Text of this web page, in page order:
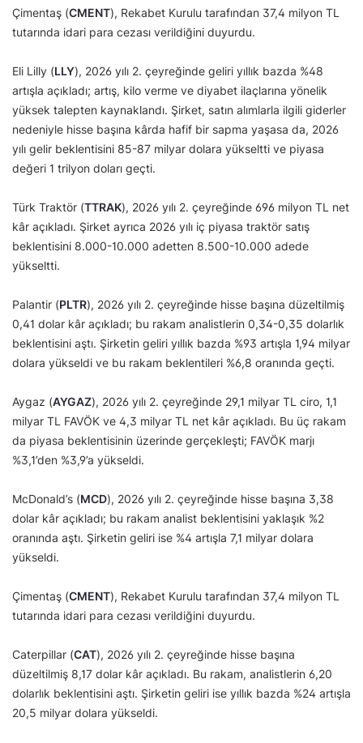
Çimentaş (CMENT), Rekabet Kurulu tarafından 37,4 milyon TL
tutarında idari para cezası verildiğini duyurdu.
Eli Lilly (LLY), 2026 yılı 2. çeyreğinde geliri yıllık bazda %48
artışla açıkladı; artış, kilo verme ve diyabet ilaçlarına yönelik
yüksek talepten kaynaklandı. Şirket, satın alımlarla ilgili giderler
nedeniyle hisse başına kârda hafif bir sapma yaşasa da, 2026
yılı gelir beklentisini 85-87 milyar dolara yükseltti ve piyasa
değeri 1 trilyon doları geçti.
Türk Traktör (TTRAK), 2026 yılı 2. çeyreğinde 696 milyon TL net
kâr açıkladı. Şirket ayrıca 2026 yılı iç piyasa traktör satış
beklentisini 8.000-10.000 adetten 8.500-10.000 adede
yükseltti.
Palantir (PLTR), 2026 yılı 2. çeyreğinde hisse başına düzeltilmiş
0,41 dolar kâr açıkladı; bu rakam analistlerin 0,34-0,35 dolarlık
beklentisini aştı. Şirketin geliri yıllık bazda %93 artışla 1,94 milyar
dolara yükseldi ve bu rakam beklentileri %6,8 oranında geçti.
Aygaz (AYGAZ), 2026 yılı 2. çeyreğinde 29,1 milyar TL ciro, 1,1
milyar TL FAVÖK ve 4,3 milyar TL net kâr açıkladı. Bu üç rakam
da piyasa beklentisinin üzerinde gerçekleşti; FAVÖK marjı
%3,1’den %3,9’a yükseldi.
McDonald’s (MCD), 2026 yılı 2. çeyreğinde hisse başına 3,38
dolar kâr açıkladı; bu rakam analist beklentisini yaklaşık %2
oranında aştı. Şirketin geliri ise %4 artışla 7,1 milyar dolara
yükseldi.
Çimentaş (CMENT), Rekabet Kurulu tarafından 37,4 milyon TL
tutarında idari para cezası verildiğini duyurdu.
Caterpillar (CAT), 2026 yılı 2. çeyreğinde hisse başına
düzeltilmiş 8,17 dolar kâr açıkladı. Bu rakam, analistlerin 6,20
dolarlık beklentisini aştı. Şirketin geliri ise yıllık bazda %24 artışla
20,5 milyar dolara yükseldi.